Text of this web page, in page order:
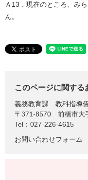
Ａ13．現在のところ、み
ん。
このページに関する
義務教育課
教科指導
〒371-8570
前橋市大
Tel：027-226-4615
お問い合わせフォーム